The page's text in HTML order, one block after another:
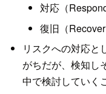
対応（Respond
復旧（Recover
リスクへの対応と
がちだが、検知し
中で検討していく